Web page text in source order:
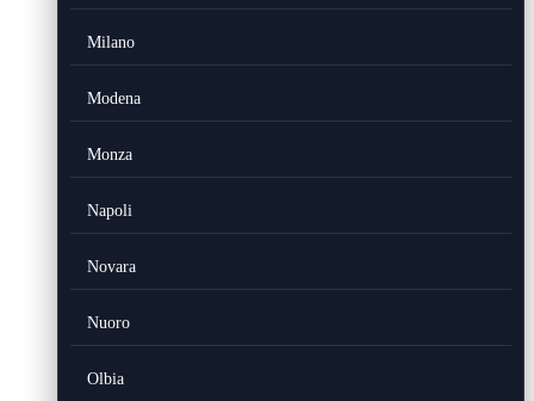
Milano
Modena
Monza
Napoli
Novara
Nuoro
Olbia